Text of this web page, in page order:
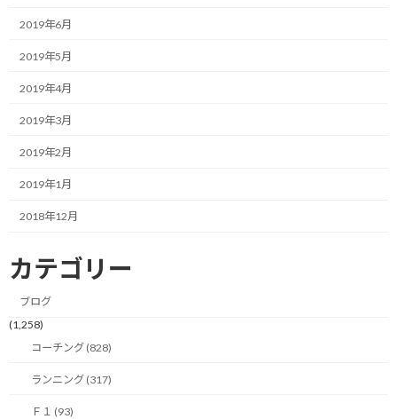
「もやもや」が「すっきり」になる
確にイメージできていない方も結構いらっしゃる印象です。
とで、何となく輪郭がぼんやりしていた目標がすっきり明確な形を
す。
タスクと時間軸が明確化
それは、目標を達成するために実行すべきタスクが具体的にイメ
2019年6月
2019年5月
2019年4月
2019年3月
2019年2月
2019年1月
2018年12月
カテゴリー
ブログ
(1,258)
コーチング (828)
ランニング (317)
Ｆ１ (93)